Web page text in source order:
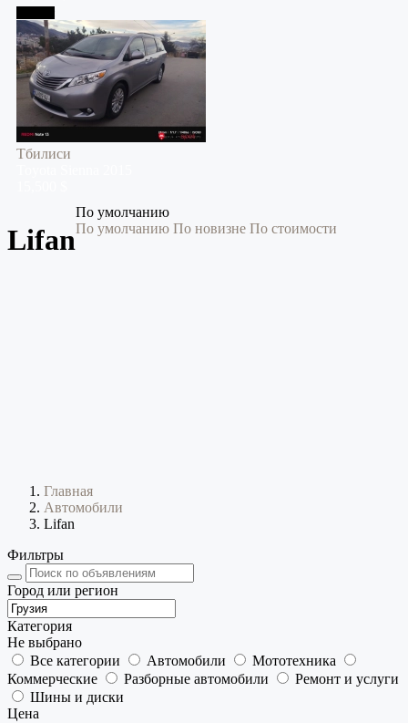
Тбилиси
Lifan
По умолчанию
По умолчанию По новизне По стоимости
Главная
Автомобили
Lifan
Фильтры
Город или регион
Категория
Не выбрано
Все категории
Автомобили
Мототехника
Коммерческие
Разборные автомобили
Ремонт и услуги
Шины и диски
Цена